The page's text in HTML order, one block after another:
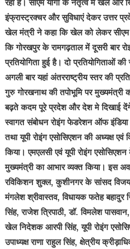
रहा है। सीएम योगी के नेतृत्व में खेल और
इंफ्रास्ट्रक्चर और सुविधाएं देकर उत्तर
खेल मंत्री ने कहा कि खेल को लेकर सीएम
कि गोरखपुर के रामगढ़ताल में दूसरी बार
प्रतियोगिता हुई है। दो प्रतियोगिताओं
अगली बार यहां अंतरराष्ट्रीय स्तर की
गुरु गोरखनाथ की तपोभूमि पर मुख्यमंत्री
बढ़ते कदम पूरे प्रदेश और देश मे दिखाई
स्वागत संबोधन रोइंग फेडरेशन ऑफ इंडिया
तथा यूपी रोइंग एसोसिएशन की अध्यक्ष एवं
किया। एमएलसी एवं यूपी रोइंग
मुख्यमंत्री का आभार व्यक्त किया। इस
रविकिशन शुक्ल, कुशीनगर के सांसद विजय
मंगलेश श्रीवास्तव, विधायक फतेह बहादुर
सिंह, राजेश त्रिपाठी, डॉ. विमलेश
खेल निदेशक आरपी सिंह, यूपी रोइंग
उपाध्यक्ष राणा राहुल सिंह, क्षेत्रीय